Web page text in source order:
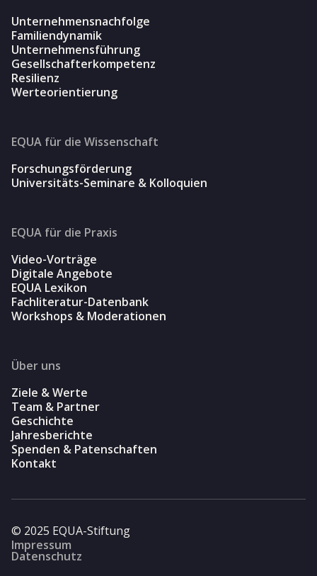
Unternehmensnachfolge
Familiendynamik
Unternehmensführung
Gesellschafterkompetenz
Resilienz
Werteorientierung
EQUA für die Wissenschaft
Forschungsförderung
Universitäts-Seminare & Kolloquien
EQUA für die Praxis
Video-Vorträge
Digitale Angebote
EQUA Lexikon
Fachliteratur-Datenbank
Workshops & Moderationen
Über uns
Ziele & Werte
Team & Partner
Geschichte
Jahresberichte
Spenden & Patenschaften
Kontakt
© 2025 EQUA-Stiftung
Impressum
Datenschutz